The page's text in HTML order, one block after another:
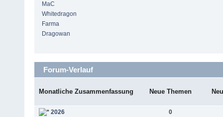
MaC
Whitedragon
Farma
Dragowan
Forum-Verlauf
Monatliche Zusammenfassung Neue Themen
2026
0